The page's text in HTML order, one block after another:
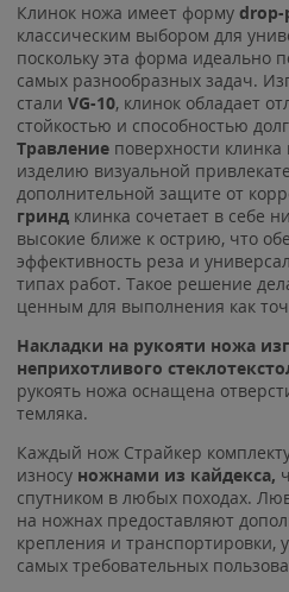
Клинок ножа имеет форму drop-
классическим выбором для
поскольку эта форма идеально
самых разнообразных задач.
стали VG-10, клинок обладает
стойкостью и способностью
Травление поверхности клинка
изделию визуальной
дополнительной защите от
гринд клинка сочетает в себе
высокие ближе к острию, что
эффективность реза и
типах работ. Такое решение
ценным для выполнения как
Накладки на рукояти ножа
неприхотливого
рукоять ножа оснащена
темляка.
Каждый нож Страйкер
износу ножнами из кайдекса,
спутником в любых походах.
на ножнах предоставляют
крепления и транспортировки,
самых требовательных